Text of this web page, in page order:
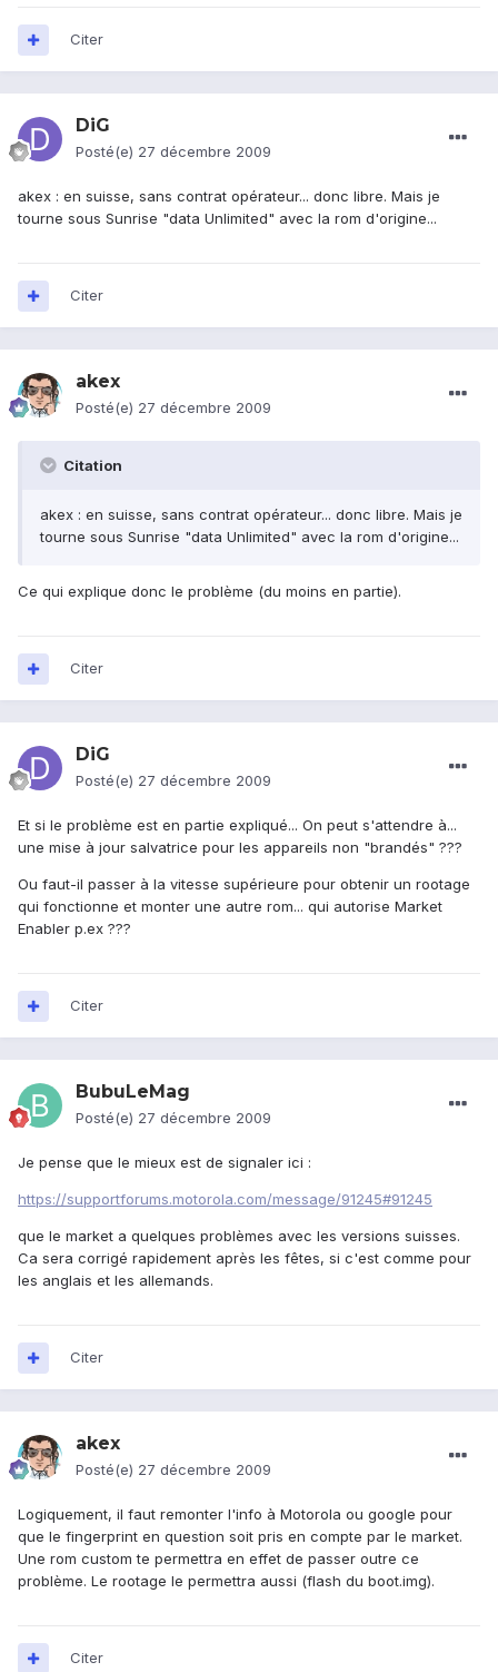
Citer
DiG
Posté(e) 27 décembre 2009
akex : en suisse, sans contrat opérateur... donc libre. Mais je
tourne sous Sunrise "data Unlimited" avec la rom d'origine...
Citer
akex
Posté(e) 27 décembre 2009
Citation
akex : en suisse, sans contrat opérateur... donc libre. Mais je
tourne sous Sunrise "data Unlimited" avec la rom d'origine...
Ce qui explique donc le problème (du moins en partie).
Citer
DiG
Posté(e) 27 décembre 2009
Et si le problème est en partie expliqué... On peut s'attendre à...
une mise à jour salvatrice pour les appareils non "brandés" ???
Ou faut-il passer à la vitesse supérieure pour obtenir un rootage
qui fonctionne et monter une autre rom... qui autorise Market
Enabler p.ex ???
Citer
BubuLeMag
Posté(e) 27 décembre 2009
Je pense que le mieux est de signaler ici :
https://supportforums.motorola.com/message/91245#91245
que le market a quelques problèmes avec les versions suisses.
Ca sera corrigé rapidement après les fêtes, si c'est comme pour
les anglais et les allemands.
Citer
akex
Posté(e) 27 décembre 2009
Logiquement, il faut remonter l'info à Motorola ou google pour
que le fingerprint en question soit pris en compte par le market.
Une rom custom te permettra en effet de passer outre ce
problème. Le rootage le permettra aussi (flash du boot.img).
Citer